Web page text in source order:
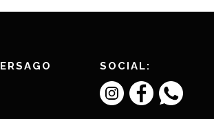
SOCIAL: